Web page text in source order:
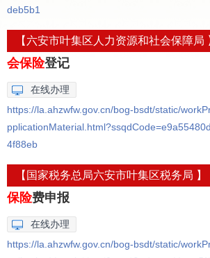
deb5b1
【六安市叶集区人力资源和社会保障局
会保险登记
在线办理
https://la.ahzwfw.gov.cn/bog-bsdt/static/
4f88eb
【国家税务总局六安市叶集区税务局 】
保险费申报
在线办理
https://la.ahzwfw.gov.cn/bog-bsdt/static/